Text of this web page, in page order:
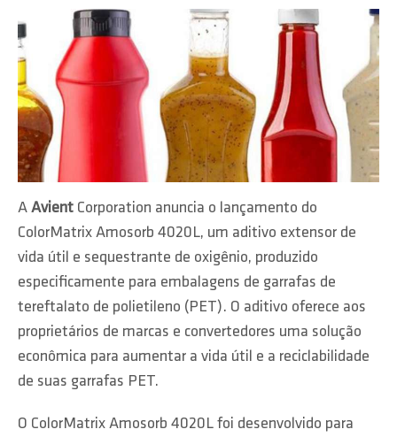
A Avient Corporation anuncia o lançamento do
ColorMatrix Amosorb 4020L, um aditivo extensor de
vida útil e sequestrante de oxigênio, produzido
especificamente para embalagens de garrafas de
tereftalato de polietileno (PET). O aditivo oferece aos
proprietários de marcas e convertedores uma solução
econômica para aumentar a vida útil e a reciclabilidade
de suas garrafas PET.
O ColorMatrix Amosorb 4020L foi desenvolvido para